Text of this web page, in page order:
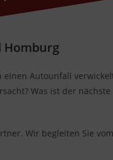
Homburg
Autounfall
Was ist der
Wir begleiten Sie